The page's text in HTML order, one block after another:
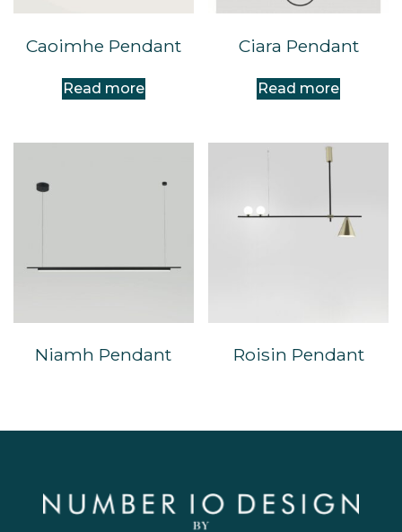
Caoimhe Pendant
Read more
Ciara Pendant
Read more
Niamh Pendant Roisin Pendant